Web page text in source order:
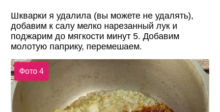
Шкварки я удалила (вы можете не удалять),
добавим к салу мелко нарезанный лук и
поджарим до мягкости минут 5. Добавим
молотую паприку, перемешаем.
Фото 4